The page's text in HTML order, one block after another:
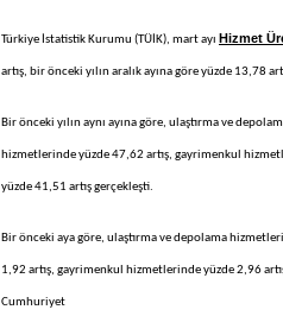
Türkiye İstatistik Kurumu (TÜİK), mart ayı Hizmet
artış, bir önceki yılın aralık ayına göre yüzde 13,78
Bir önceki yılın aynı ayına göre, ulaştırma ve
hizmetlerinde yüzde 47,62 artış, gayrimenkul
yüzde 41,51 artış gerçekleşti.
Bir önceki aya göre, ulaştırma ve depolama
1,92 artış, gayrimenkul hizmetlerinde yüzde 2,96
Cumhuriyet